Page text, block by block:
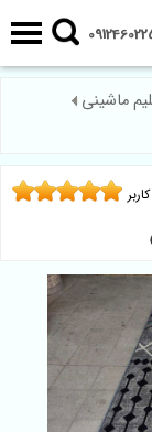
ماشینی
کاربر